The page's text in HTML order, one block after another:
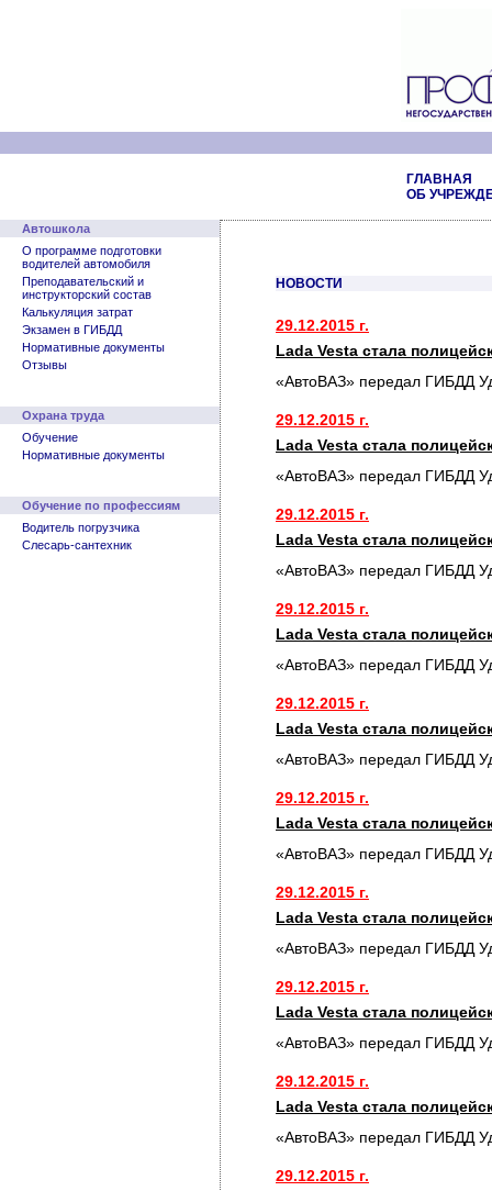
ГЛАВНАЯ
ОБ
Автошкола
О программе подготовки
водителей автомобиля
Преподавательский и
инструкторский состав
Калькуляция затрат
Экзамен в ГИБДД
Нормативные документы
Отзывы
Охрана труда
Обучение
Нормативные документы
Обучение по профессиям
Водитель погрузчика
Слесарь-сантехник
НОВОСТИ
29.12.2015 г.
Lada Vesta стала
«АвтоВАЗ» передал ГИБДД
29.12.2015 г.
Lada Vesta стала
«АвтоВАЗ» передал ГИБДД
29.12.2015 г.
Lada Vesta стала
«АвтоВАЗ» передал ГИБДД
29.12.2015 г.
Lada Vesta стала
«АвтоВАЗ» передал ГИБДД
29.12.2015 г.
Lada Vesta стала
«АвтоВАЗ» передал ГИБДД
29.12.2015 г.
Lada Vesta стала
«АвтоВАЗ» передал ГИБДД
29.12.2015 г.
Lada Vesta стала
«АвтоВАЗ» передал ГИБДД
29.12.2015 г.
Lada Vesta стала
«АвтоВАЗ» передал ГИБДД
29.12.2015 г.
Lada Vesta стала
«АвтоВАЗ» передал ГИБДД
29.12.2015 г.